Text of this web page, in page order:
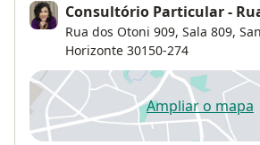
Consultório Particular -
Rua dos Otoni 909, Sala 809,
Horizonte 30150-274
Ampliar o mapa
abre